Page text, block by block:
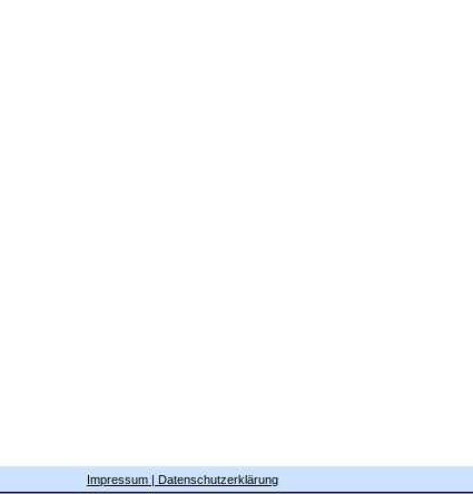
Impressum | Datenschutzerklärung